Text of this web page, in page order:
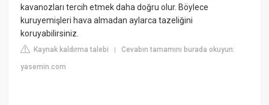
kavanozları tercih etmek daha doğru olur. Böylece
kuruyemişleri hava almadan aylarca tazeliğini
koruyabilirsiniz.
Kaynak kaldırma talebi |Cevabın tamamını burada okuyun:
yasemin.com